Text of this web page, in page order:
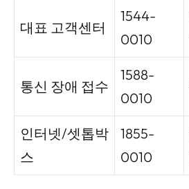
대표 고객센터
1544-
0010
통신 장애 접수
1588-
0010
인터넷/셋톱박
스
1855-
0010